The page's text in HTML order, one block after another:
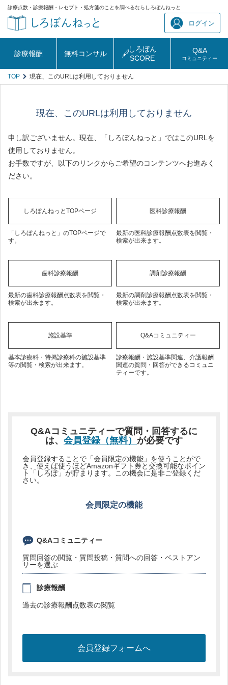
診療点数・診療報酬・レセプト・処方箋のことを調べるならしろぼんねっと
ログイン
診療報酬 無料コンサル
しろぼん
SCORE
Q&A
コミュニティー
TOP 現在、このURLは利用しておりません
現在、このURLは利用しておりません
申し訳ございません。現在、「しろぼんねっと」ではこのURLを
使用しておりません。
お手数ですが、以下のリンクからご希望のコンテンツへお進みく
ださい。
しろぼんねっとTOPページ
「しろぼんねっと」のTOPページで
す。
医科診療報酬
最新の医科診療報酬点数表を閲覧・
検索が出来ます。
歯科診療報酬
最新の歯科診療報酬点数表を閲覧・
検索が出来ます。
調剤診療報酬
最新の調剤診療報酬点数表を閲覧・
検索が出来ます。
施設基準
基本診療科・特掲診療科の施設基準
等の閲覧・検索が出来ます。
Q&Aコミュニティー
診療報酬・施設基準関連、介護報酬
関連の質問・回答ができるコミュニ
ティーです。
Q&Aコミュニティーで質問・回答するに
は、 会員登録（無料） が必要です
会員登録することで「会員限定の機能」を使うことがで
き、使えば使うほどAmazonギフト券と交換可能なポイン
ト「しろぽ」が貯まります。この機会に是非ご登録くだ
さい。
会員限定の機能
Q&Aコミュニティー
質問回答の閲覧・質問投稿・質問への回答・ベストアン
サーを選ぶ
診療報酬
過去の診療報酬点数表の閲覧
会員登録フォームへ